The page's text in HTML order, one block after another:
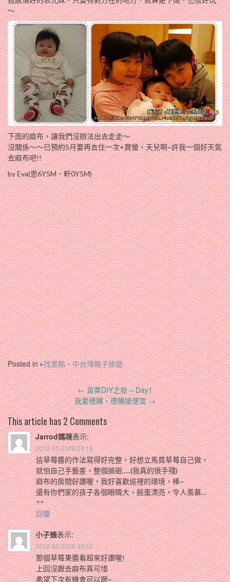
～
下雨的麻布，讓我們沒辦法出去走走～
沒關係～～已預約5月要再去住一次+賞螢，天兒啊~許我一個好天氣
去麻布吧!!
by Eva(恩6Y5M、軒0Y5M)
Posted in▸找景點‧中台灣親子旅遊
Post
navigation
←苗栗DIY之旅 – Day1
我愛德購‧德購搶便宜→
This article has 2 Comments
Jarrod媽咪表示:
2012-03-2308:24:18
這草莓醬的作法寫得好完整，好想立馬買草莓自己做，
就怕自己手藝差，整個搞砸…..(我真的很手殘)
麻布的房間好讚喔，我好喜歡這裡的環境，棒~
還有你們家的孩子各個眼睛大，臉蛋漂亮，令人羨慕…
^^
回覆
小子娘表示:
2012-03-2308:39:53
那個草莓果醬看超來好讚喔!
上回沒跟去麻布真可惜
希望下次有機會可以跟~